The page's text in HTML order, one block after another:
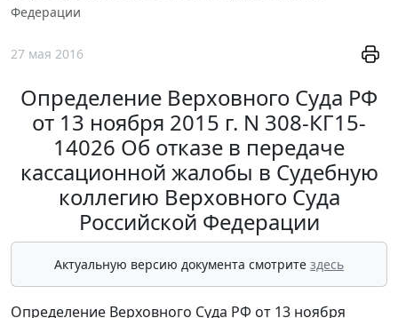
Федерации
27 мая 2016
Определение Верховного Суда РФ
от 13 ноября 2015 г. N 308-КГ15-
14026 Об отказе в передаче
кассационной жалобы в Судебную
коллегию Верховного Суда
Российской Федерации
Актуальную версию документа смотрите здесь
Определение Верховного Суда РФ от 13 ноября